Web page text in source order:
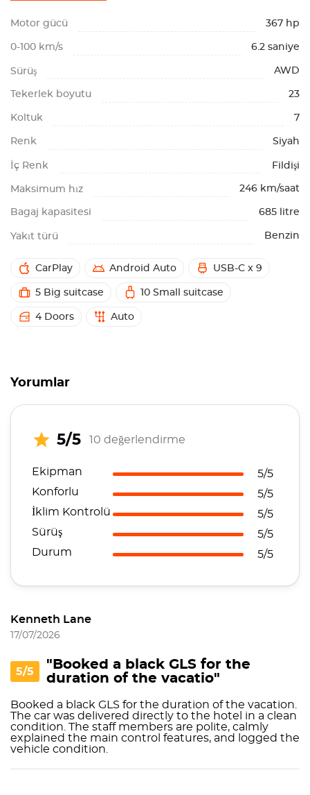
Motor gücü 367 hp
0-100 km/s 6.2 saniye
Sürüş AWD
Tekerlek boyutu 23
Koltuk 7
Renk Siyah
İç Renk Fildişi
Maksimum hız 246 km/saat
Bagaj kapasitesi 685 litre
Yakıt türü Benzin
CarPlay Android Auto USB-C x 9
5 Big suitcase 10 Small suitcase
4 Doors Auto
Yorumlar
5/5 10 değerlendirme
Ekipman
5/5
Konforlu
5/5
İklim Kontrolü
5/5
Sürüş
5/5
Durum
5/5
Kenneth Lane
17/07/2026
5/5
"Booked a black GLS for the
duration of the vacatio"
Booked a black GLS for the duration of the vacation.
The car was delivered directly to the hotel in a clean
condition. The staff members are polite, calmly
explained the main control features, and logged the
vehicle condition.